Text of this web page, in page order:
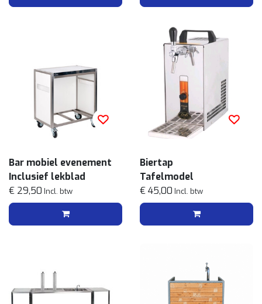
Bar mobiel evenement
Inclusief lekblad
€ 29,50 Incl. btw
Biertap
Tafelmodel
€ 45,00 Incl. btw